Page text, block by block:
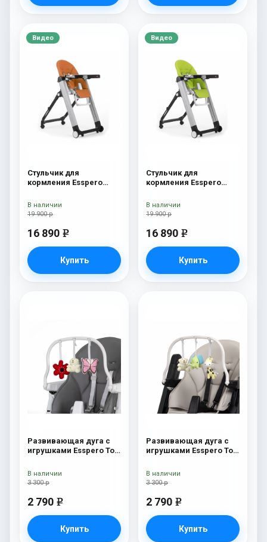
Видео
Стульчик для
кормления Esspero
19 900 р
16 890 e
Купить
В наличии
Видео
Стульчик для
кормления Esspero
19 900 р
16 890 e
Купить
В наличии
Развивающая дуга с
игрушками Esspero Toy
3 300 р
2 790 e
Купить
В наличии
Развивающая дуга с
игрушками Esspero Toy
Elephant
3 300 р
2 790 e
Купить
В наличии